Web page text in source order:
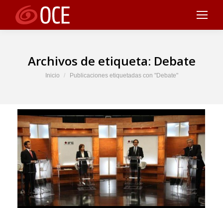
Archivos de etiqueta: Debate
Estás aquí:
Inicio Publicaciones etiquetadas con "Debate"